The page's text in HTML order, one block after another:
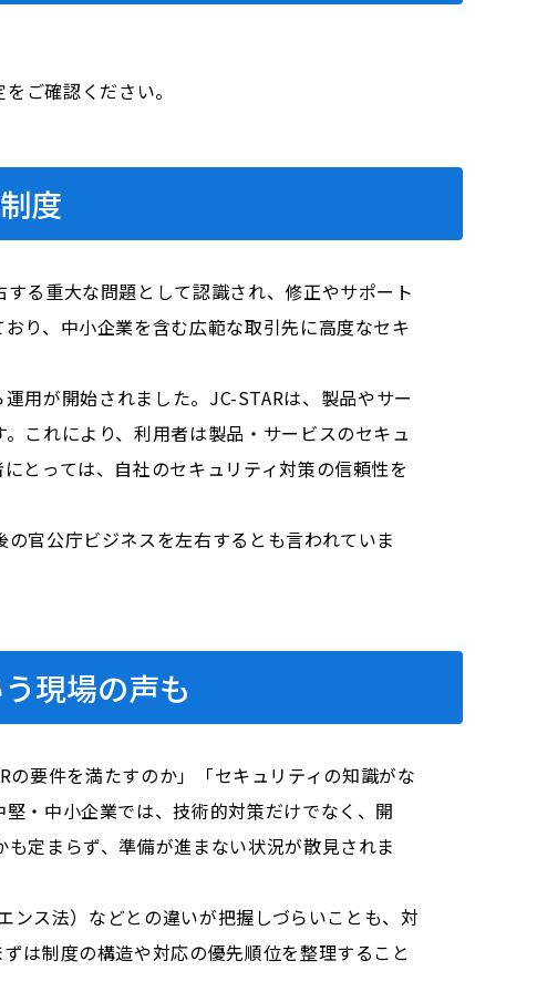
ご確認ください。
度
る重大な問題として認識され、修正やサポート
り、中小企業を含む広範な取引先に高度なセキ
用が開始されました。JC-STARは、製品やサー
これにより、利用者は製品・サービスのセキュ
とっては、自社のセキュリティ対策の信頼性を
官公庁ビジネスを左右するとも言われていま
現場の声も
要件を満たすのか」「セキュリティの知識がな
・中小企業では、技術的対策だけでなく、開
定まらず、準備が進まない状況が散見されま
ス法）などとの違いが把握しづらいことも、対
は制度の構造や対応の優先順位を整理すること